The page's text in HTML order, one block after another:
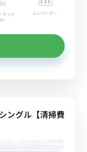
ネット
エレベーター
ングル【清掃費